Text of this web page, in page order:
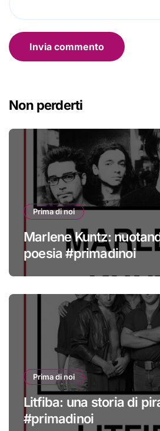
Non perderti
Prima di noi
Marlene Kuntz:
poesia #primadinoi
Prima di noi
Litfiba: una storia di
#primadinoi